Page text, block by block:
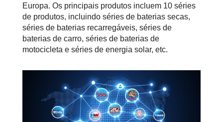
Europa. Os principais produtos incluem 10 séries
de produtos, incluindo séries de baterias secas,
séries de baterias recarregáveis, séries de
baterias de carro, séries de baterias de
motocicleta e séries de energia solar, etc.